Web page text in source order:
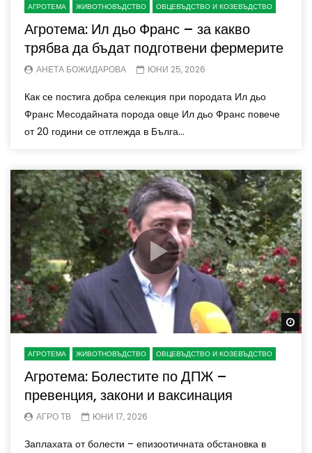
АГРОТЕМА ЖИВОТНОВЪДСТВО ОВЦЕВЪДСТВО И КОЗЕВЪДСТВО
Агротема: Ил дьо Франс – за какво
трябва да бъдат подготвени фермерите
АНЕТА БОЖИДАРОВА ЮНИ 25, 2026
Как се постига добра селекция при породата Ил дьо
Франс Месодайната порода овце Ил дьо Франс повече
от 20 години се отглежда в Бълга...
АГРОТЕМА ЖИВОТНОВЪДСТВО ОВЦЕВЪДСТВО И КОЗЕВЪДСТВО
Агротема: Болестите по ДПЖ –
превенция, закони и ваксинация
АГРО ТВ ЮНИ 17, 2026
Заплахата от болести – епизоотичната обстановка в